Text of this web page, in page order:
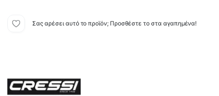
Σας αρέσει αυτό το προϊόν; Προσθέστε το στα αγαπημένα!